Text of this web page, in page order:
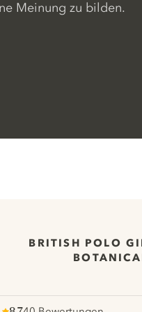
Meinung zu bilden.
BRITISH POLO